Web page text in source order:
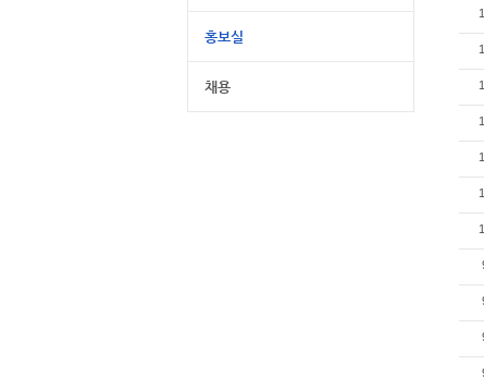
홍보실
채용